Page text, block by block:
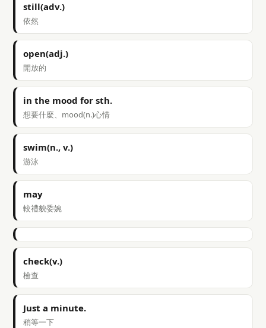
still(adv.)
依然
open(adj.)
開放的
in the mood for sth.
想要什麼、mood(n.)心情
swim(n., v.)
游泳
may
較禮貌委婉
check(v.)
檢查
Just a minute.
稍等一下